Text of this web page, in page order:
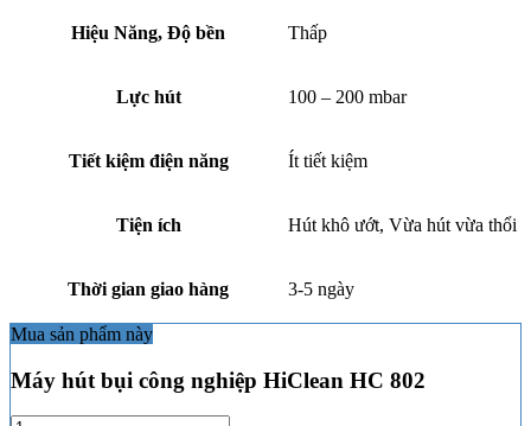
Hiệu Năng, Độ bền Thấp
Lực hút 100 – 200 mbar
Tiết kiệm điện năng Ít tiết kiệm
Tiện ích Hút khô ướt, Vừa hút vừa thổi
Thời gian giao hàng 3-5 ngày
Mua sản phẩm này
Máy hút bụi công nghiệp HiClean HC 802